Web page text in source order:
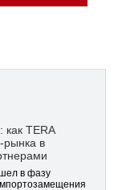
TERA
в
в фазу